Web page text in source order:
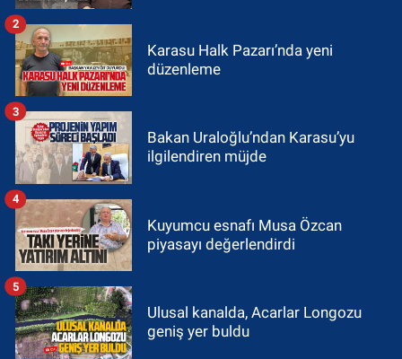
Karasu Halk Pazarı’nda yeni
düzenleme
2
Bakan Uraloğlu’ndan Karasu’yu
ilgilendiren müjde
3
Kuyumcu esnafı Musa Özcan
piyasayı değerlendirdi
4
Ulusal kanalda, Acarlar Longozu
geniş yer buldu
5